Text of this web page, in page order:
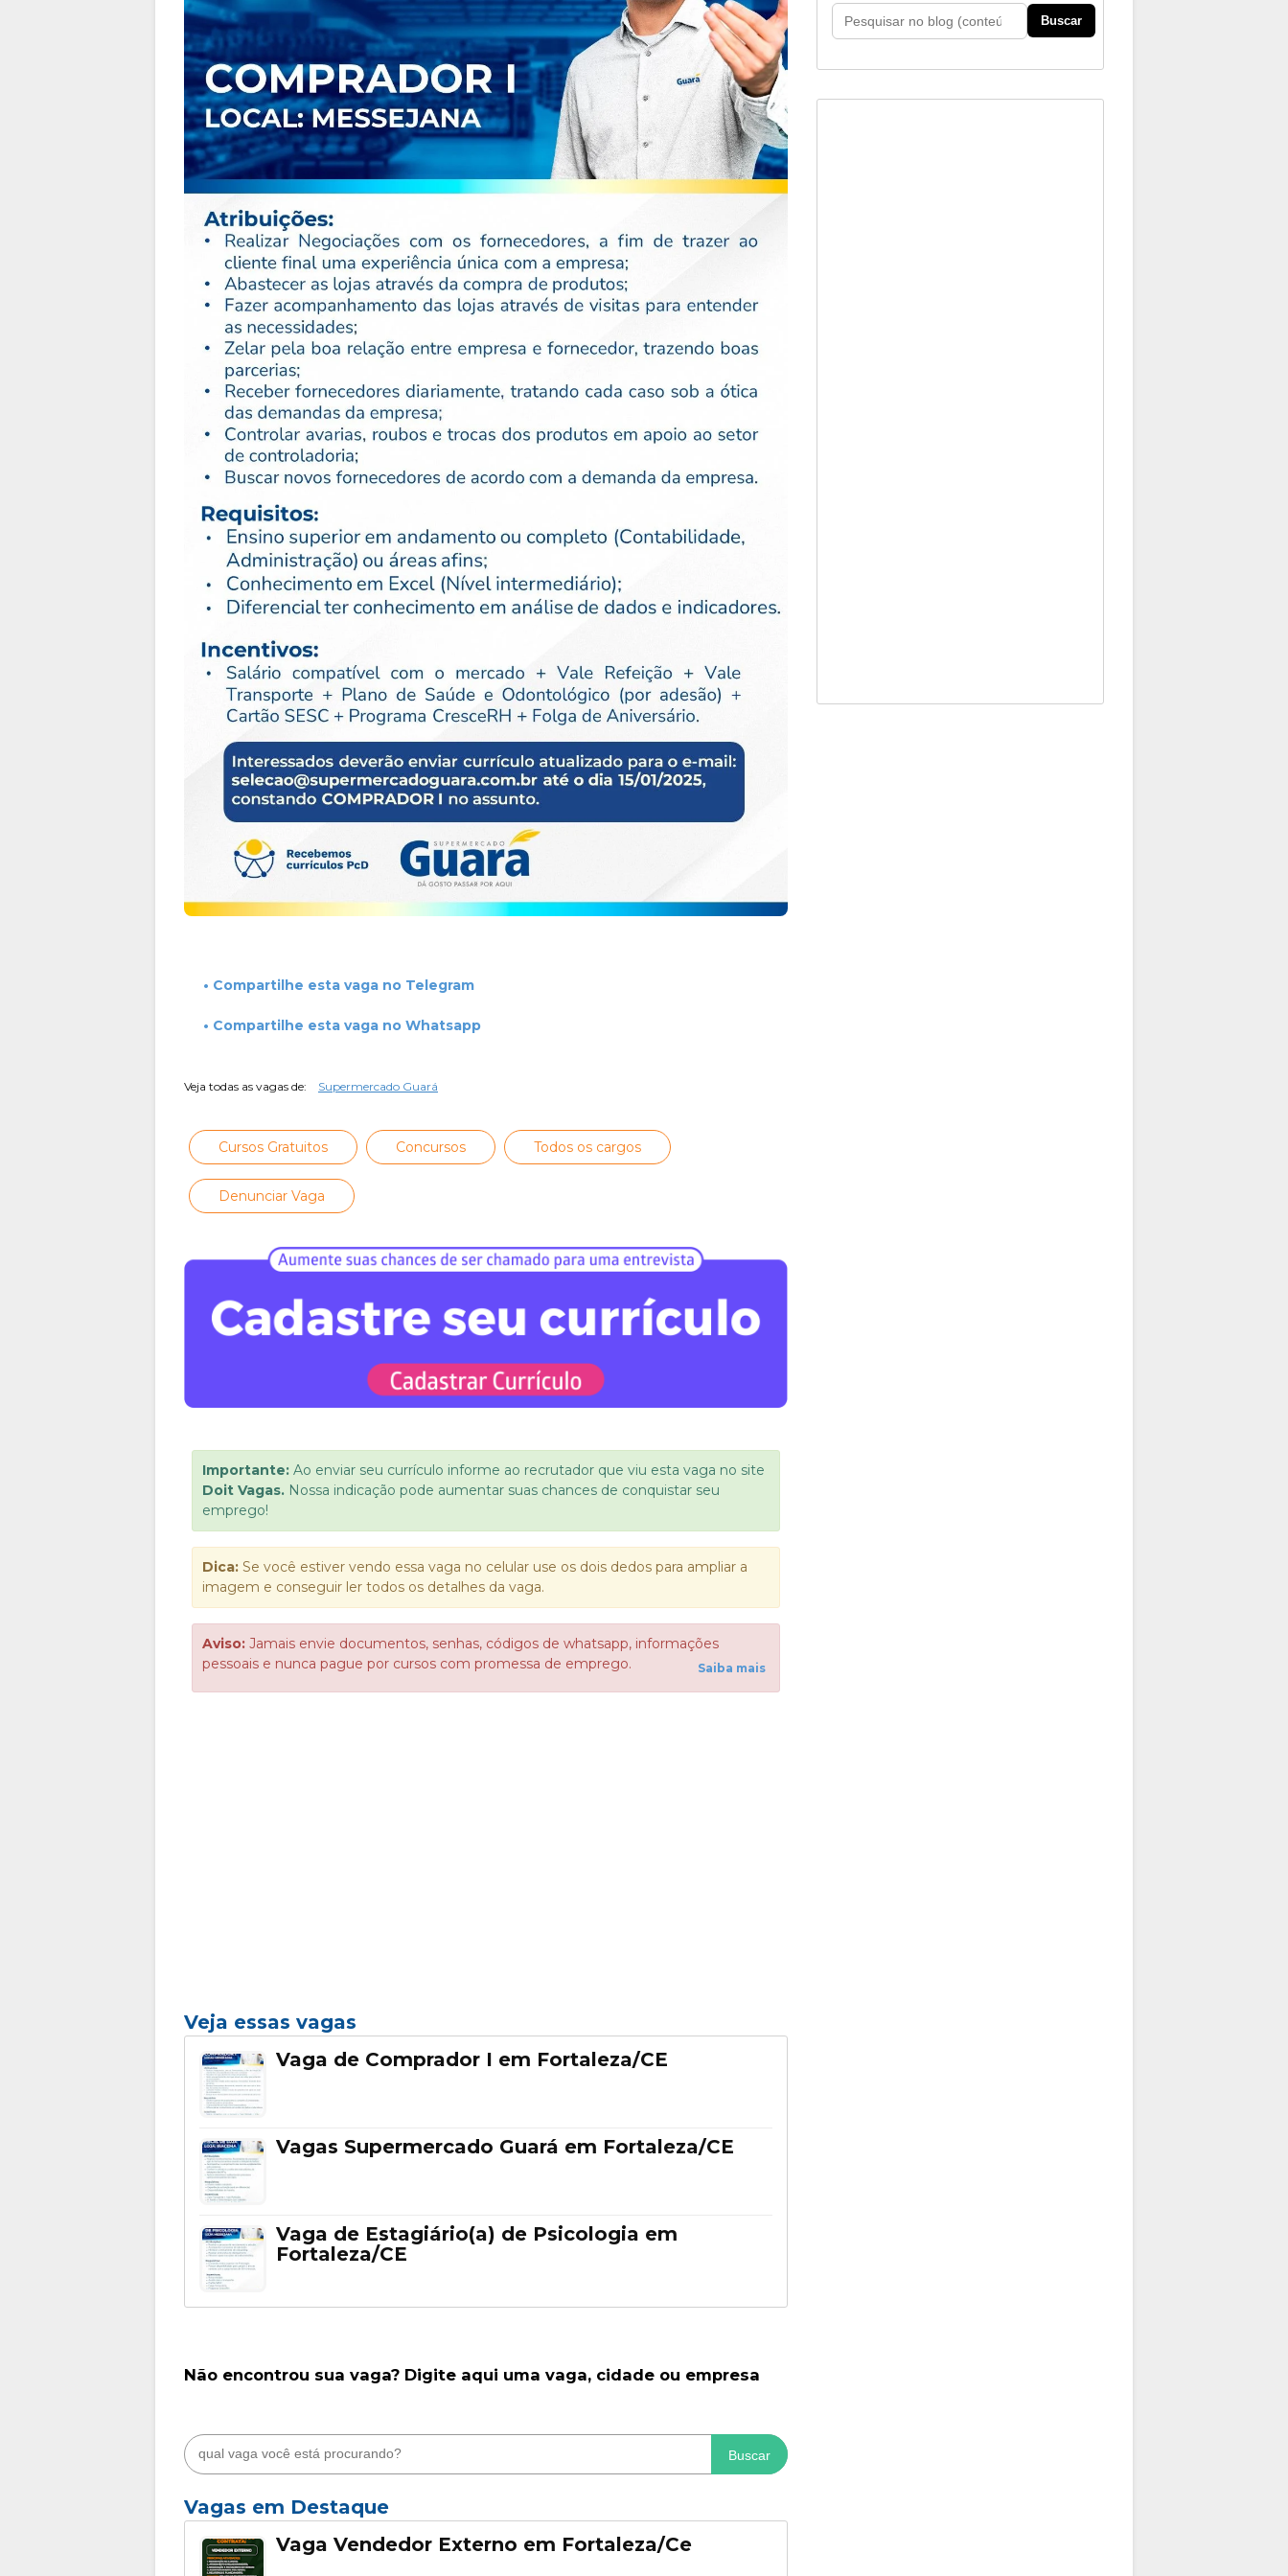
• Compartilhe esta vaga no Telegram
• Compartilhe esta vaga no Whatsapp
Veja todas as vagas de: Supermercado Guará
Cursos Gratuitos Concursos Todos os cargos
Denunciar Vaga
Importante: Ao enviar seu currículo informe ao recrutador que viu esta vaga no site
Doit Vagas. Nossa indicação pode aumentar suas chances de conquistar seu
emprego!
Dica: Se você estiver vendo essa vaga no celular use os dois dedos para ampliar a
imagem e conseguir ler todos os detalhes da vaga.
Aviso: Jamais envie documentos, senhas, códigos de whatsapp, informações
pessoais e nunca pague por cursos com promessa de emprego.
Saiba mais
Veja essas vagas
Vaga de Comprador I em Fortaleza/CE
Vagas Supermercado Guará em Fortaleza/CE
Vaga de Estagiário(a) de Psicologia em
Fortaleza/CE
Não encontrou sua vaga? Digite aqui uma vaga, cidade ou empresa
Buscar
Vagas em Destaque
Vaga Vendedor Externo em Fortaleza/Ce
Buscar